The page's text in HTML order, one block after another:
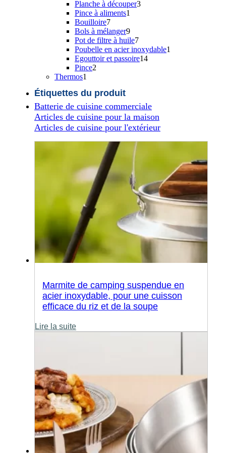
produit
Planche à découper33
Pince à aliments1
Bouilloire77
produits
Bols à mélanger99
produits
Pot de filtre à huile77
produits
Poubelle en acier inoxydable1
Egouttoir et passoire1414
Pince2
Thermos1
Étiquettes du produit
Batterie de cuisine commerciale
Articles de cuisine pour la maison
Articles de cuisine pour l'extérieur
Marmite de camping suspendue en
acier inoxydable, pour une cuisson
efficace du riz et de la soupe
Lire la suite